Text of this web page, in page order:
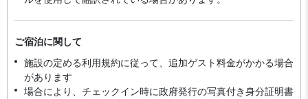
ご宿泊に関して
施設の定める利用規約に従って、追加ゲスト料金がかかる場合
があります
場合により、チェックイン時に政府発行の写真付き身分証明書